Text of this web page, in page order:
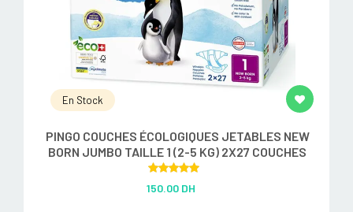
En Stock
PINGO COUCHES ÉCOLOGIQUES JETABLES NEW
BORN JUMBO TAILLE 1 (2-5 KG) 2X27 COUCHES
out of 5
150.00 DH